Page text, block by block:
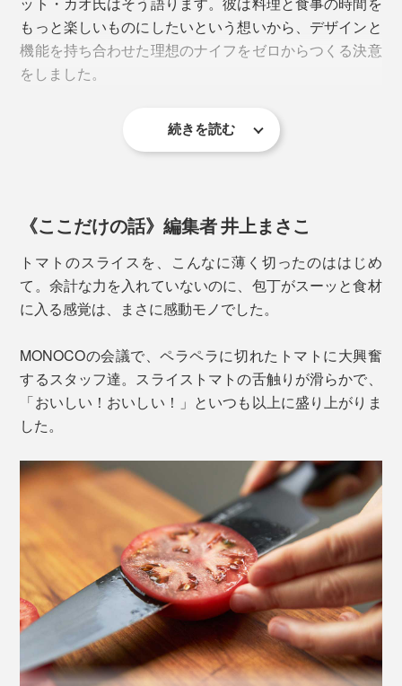
写真は「サントクナイフ／チタンブラック 」
シェフズナイフよりも刃渡りが4cm短く、身幅が広いの
者でも扱いやすいサイズ感です。
写真は「
サントクナイフについて詳しく見る >>
3. ユーティリティナイフ
きるのでお店でも重宝されています。
もっと楽しいものにしたいという想いから、デザインと
機能を持ち合わせた理想のナイフをゼロからつくる決意
をしました。
鋼材開発のプロフェッショナルやプロダクションパート
を開発。
続きを読む
《ここだけの話》編集者 井上まさこ
トマトのスライスを、こんなに薄く切ったのははじめ
て。余計な力を入れていないのに、包丁がスーッと食材
に入る感覚は、まさに感動モノでした。
MONOCOの会議で、ペラペラに切れたトマトに大興奮
するスタッフ達。スライストマトの舌触りが滑らかで、
「おいしい！おいしい！」といつも以上に盛り上がりま
した。